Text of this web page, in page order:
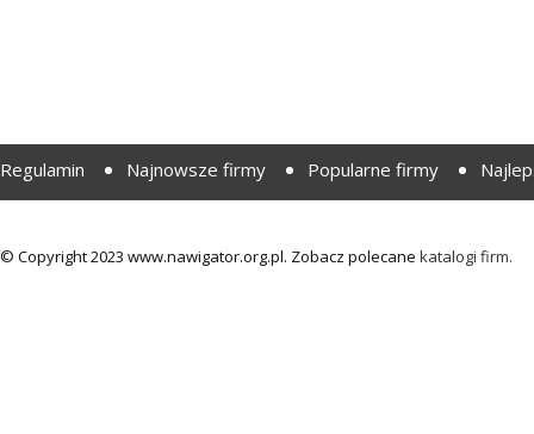
Regulamin Najnowsze firmy Popularne firmy
© Copyright 2023 www.nawigator.org.pl. Zobacz polecane katalogi firm.